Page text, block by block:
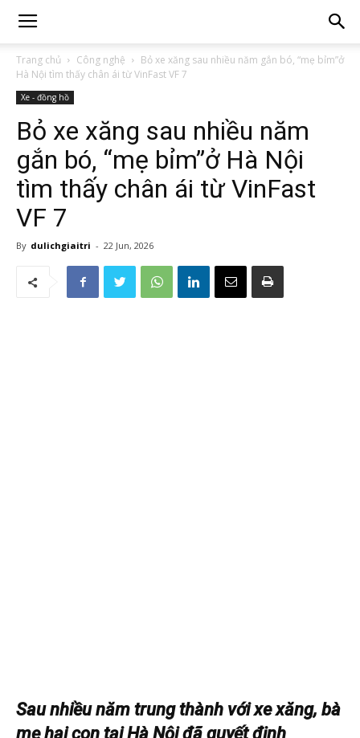
Trang chủ Công nghệ
Bỏ xe xăng sau nhiều năm gắn bó, “mẹ bỉm”ở
Hà Nội tìm thấy chân ái từ VinFast VF 7
Xe - đồng hồ
Bỏ xe xăng sau nhiều năm
gắn bó, “mẹ bỉm”ở Hà Nội
tìm thấy chân ái từ VinFast
VF 7
By dulichgiaitri - 22 Jun, 2026
Sau nhiều năm trung thành với xe xăng, bà
mẹ hai con tại Hà Nội đãquyết định